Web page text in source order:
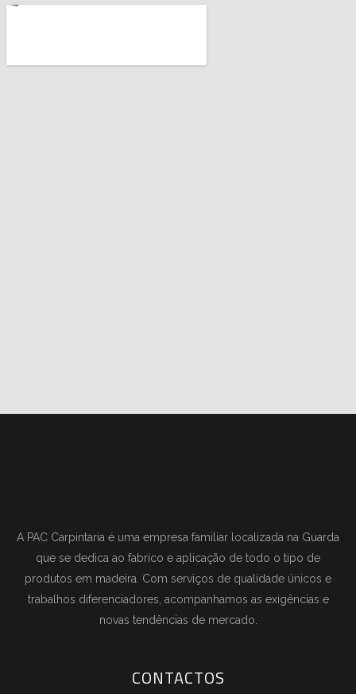
A PAC Carpintaria é uma empresa familiar localizada na Guarda
que se dedica ao fabrico e aplicação de todo o tipo de
produtos em madeira. Com serviços de qualidade únicos e
trabalhos diferenciadores, acompanhamos as exigências e
novas tendências de mercado.
CONTACTOS